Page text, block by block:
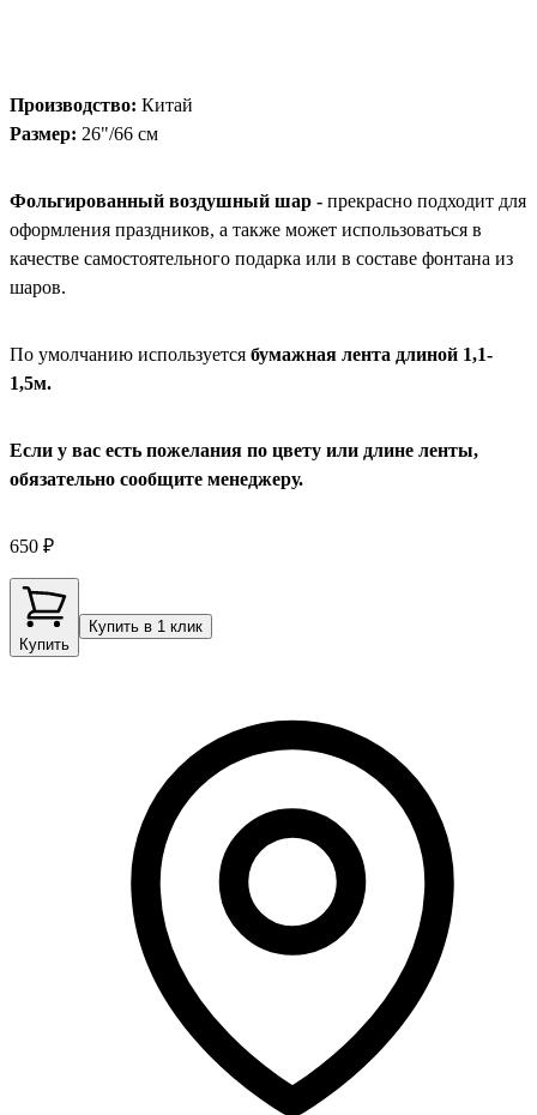
Производство: Китай
Размер: 26"/66 см
Фольгированный воздушный шар - прекрасно подходит для
оформления праздников, а также может использоваться в
качестве самостоятельного подарка или в составе фонтана из
шаров.
По умолчанию используется бумажная лента длиной 1,1-
1,5м.
Если у вас есть пожелания по цвету или длине ленты,
обязательно сообщите менеджеру.
650 ₽
Купить
Купить в 1 клик